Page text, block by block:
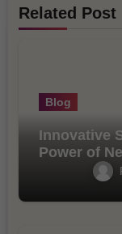
Related Post
Blog
Innovative
Power of